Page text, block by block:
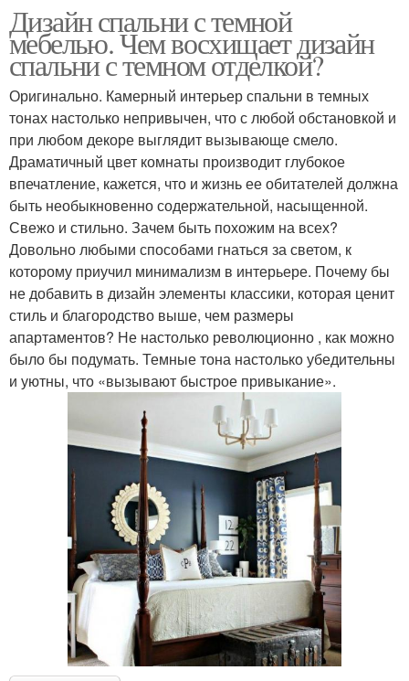
Дизайн спальни с темной
мебелью. Чем восхищает дизайн
спальни с темном отделкой?
Оригинально. Камерный интерьер спальни в темных
тонах настолько непривычен, что с любой обстановкой и
при любом декоре выглядит вызывающе смело.
Драматичный цвет комнаты производит глубокое
впечатление, кажется, что и жизнь ее обитателей должна
быть необыкновенно содержательной, насыщенной.
Свежо и стильно. Зачем быть похожим на всех?
Довольно любыми способами гнаться за светом, к
которому приучил минимализм в интерьере. Почему бы
не добавить в дизайн элементы классики, которая ценит
стиль и благородство выше, чем размеры
апартаментов? Не настолько революционно , как можно
было бы подумать. Темные тона настолько убедительны
и уютны, что «вызывают быстрое привыкание».